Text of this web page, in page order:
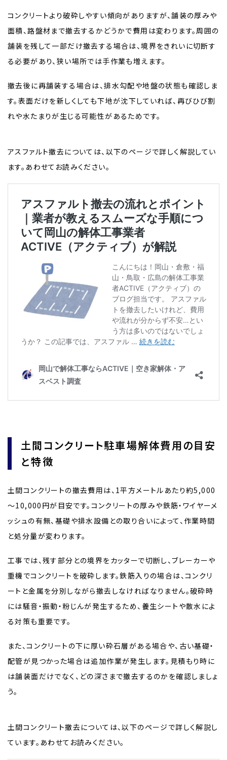
コンクリートより破砕しやすい傾向がありますが、舗装の厚みや
面積、路盤材まで撤去するかどうかで費用は変わります。周囲の
舗装を残して一部だけ撤去する場合は、境界をきれいに切断す
る必要があり、狭い場所では手作業も増えます。
撤去後に再舗装する場合は、排水勾配や地盤の状態も確認しま
す。表面だけを新しくしても下地が沈下していれば、再びひび割
れや水たまりが生じる可能性があるためです。
アスファルト撤去については、以下のページで詳しく解説してい
ます。あわせてお読みください。
土間コンクリート駐車場解体費用の目安
と特徴
土間コンクリートの撤去費用は、1平方メートルあたり約5,000
～10,000円が目安です。コンクリートの厚みや鉄筋・ワイヤーメ
ッシュの有無、基礎や排水設備との取り合いによって、作業時間
と処分量が変わります。
工事では、残す部分との境界をカッターで切断し、ブレーカーや
重機でコンクリートを破砕します。鉄筋入りの場合は、コンクリ
ートと金属を分別しながら撤去しなければなりません。破砕時
には騒音・振動・粉じんが発生するため、養生シートや散水によ
る対策も重要です。
また、コンクリートの下に厚い砕石層がある場合や、古い基礎・
配管が見つかった場合は追加作業が発生します。見積もり時に
は舗装面だけでなく、どの深さまで撤去するのかを確認しましょ
う。
土間コンクリート撤去については、以下のページで詳しく解説し
ています。あわせてお読みください。